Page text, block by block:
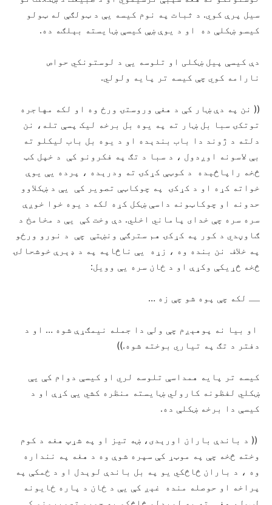
سیل پرې کوي. د ثبات په نوم کیسه یې د ټولګې له ټولو
کیسو ښکلې ده او د یوې ښې کیسې ښایسته بېلګه ده.
دې کیسې پیل ښکلی او تلوسه یې د لوستونکي حواص
نارامه کوي چې کیسه تر پایه ولولي.
(( نن په دې ښار کې د هغې وروستۍ ورځ وه او لکه مهاجره
توتکۍ سبا بل ښار ته په یوه بل برخه لیک پسې تله، نن
دلته د ژوند دا باب بندېده او د یوه بل باب لیکلو ته
بې لاسونه اوږدول ، د سبا د تګ په فکرونو کې د خپل کټ
څخه راپاڅېده د کوټې کړکۍ ته ودرېده ، پرده یې یوې
خواته کړه او د کړکۍ په چوکاټې تصویر کې یې د ښکلاوو
حدونه او چوکاټونه داسې ښکل کړه لکه د یوه خوا خوږې
سره سره چې خدای پاماني اخلي. دې وخت کې یې د مخامخ د
ګاوڼدي د کور په کړکۍ هم سترګې ونښتې چې د نورو ورځو
په خلاف نن بنده وه ، زړه یې ناڅاپه په د ډېرې خوشحالۍ
څخه څړیکې وکړې او د ځان سره یې وویل:
ــ لکه چې پوه شو چې زه …
او بیا نه پوهېږم چې ولې دا جمله نیمګړې شوه … او د
دفتر د تګ په تیاري بوخته شوه.))
کیسه تر پایه همداسې تلوسه لري او کیسې دوام کې یې
ښکلي لفظونه کارولي ښایسته منظره کشي یې کړې او د
کیسې دا برخه ښکلې ده.
(( د باندې باران اورېدی، ښه تیز او په شړپ هغه د کوم
وخته څخه چې په موټړ کې سپره شوې وه د هغه په ننداره
وه ، د باران څاڅکي یو په بل باندې لوېدل او د ځمکې په
پراخه او حوصله منده غېږ کې یې د ځان د پاره ځایونه